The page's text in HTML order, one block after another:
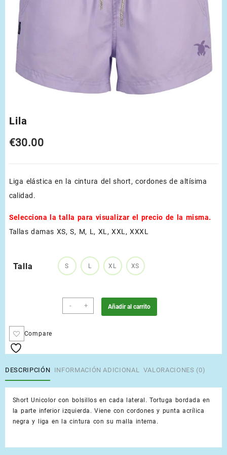
Lila
€30.00
Liga elástica en la cintura del short, cordones de altísima
calidad.
Selecciona la talla para visualizar el precio de la misma.
Tallas damas XS, S, M, L, XL, XXL, XXXL
Talla S L XL XS
-
Lila
cantidad
+ Añadir al carrito
Compare
DESCRIPCIÓN INFORMACIÓN ADICIONAL VALORACIONES (0)
Short Unicolor con bolsillos en cada lateral. Tortuga bordada en
la parte inferior izquierda. Viene con cordones y punta acrílica
negra y liga en la cintura con su malla interna.